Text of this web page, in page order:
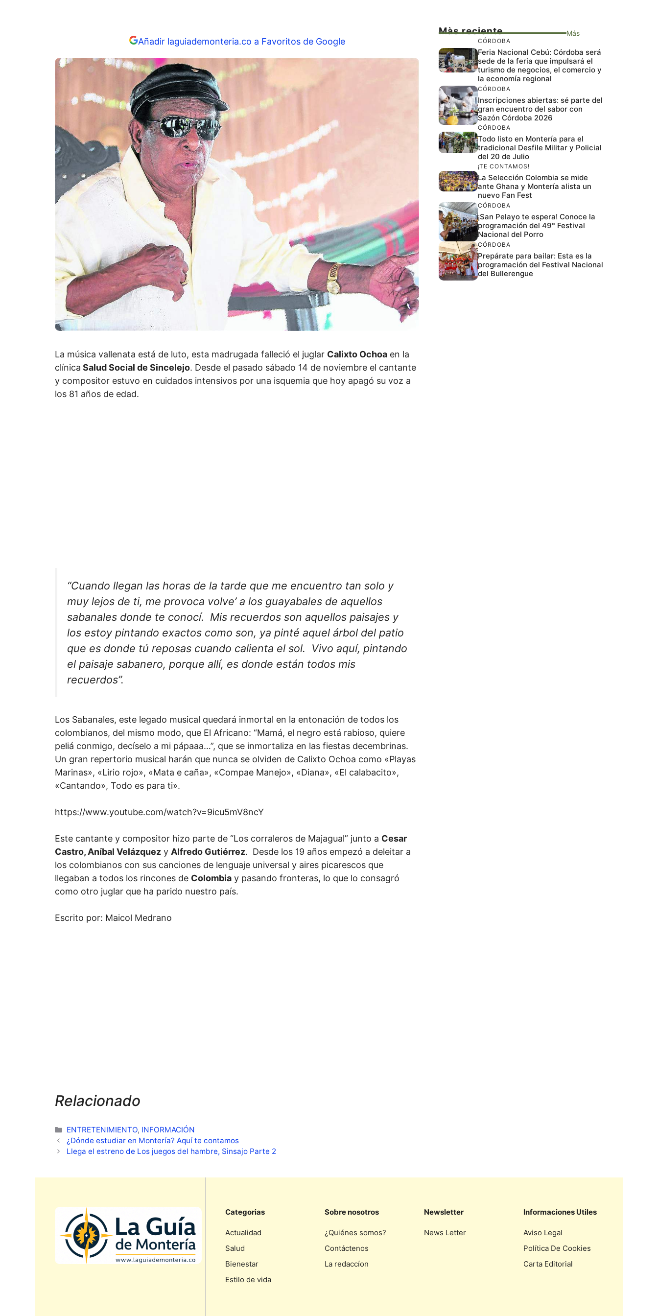
Añadir laguiademonteria.co a Favoritos de Google
La música vallenata está de luto, esta madrugada falleció el juglar Calixto Ochoa en la
clínica Salud Social de Sincelejo. Desde el pasado sábado 14 de noviembre el cantante
y compositor estuvo en cuidados intensivos por una isquemia que hoy apagó su voz a
los 81 años de edad.
“Cuando llegan las horas de la tarde que me encuentro tan solo y
muy lejos de ti, me provoca volve’ a los guayabales de aquellos
sabanales donde te conocí. Mis recuerdos son aquellos paisajes y
los estoy pintando exactos como son, ya pinté aquel árbol del patio
que es donde tú reposas cuando calienta el sol. Vivo aquí, pintando
el paisaje sabanero, porque allí, es donde están todos mis
recuerdos”.
Los Sabanales, este legado musical quedará inmortal en la entonación de todos los
colombianos, del mismo modo, que El Africano: “Mamá, el negro está rabioso, quiere
peliá conmigo, decíselo a mi pápaaa…”, que se inmortaliza en las fiestas decembrinas.
Un gran repertorio musical harán que nunca se olviden de Calixto Ochoa como «Playas
Marinas», «Lirio rojo», «Mata e caña», «Compae Manejo», «Diana», «El calabacito»,
«Cantando», Todo es para ti».
https://www.youtube.com/watch?v=9icu5mV8ncY
Este cantante y compositor hizo parte de “Los corraleros de Majagual” junto a Cesar
Castro, Aníbal Velázquez y Alfredo Gutiérrez. Desde los 19 años empezó a deleitar a
los colombianos con sus canciones de lenguaje universal y aires picarescos que
llegaban a todos los rincones de Colombia y pasando fronteras, lo que lo consagró
como otro juglar que ha parido nuestro país.
Escrito por: Maicol Medrano
Relacionado
Categorías
ENTRETENIMIENTO, INFORMACIÓN
¿Dónde estudiar en Montería? Aquí te contamos
Llega el estreno de Los juegos del hambre, Sinsajo Parte 2
Màs reciente Más
CÓRDOBA
Feria Nacional Cebú: Córdoba será
sede de la feria que impulsará el
turismo de negocios, el comercio y
la economía regional
CÓRDOBA
Inscripciones abiertas: sé parte del
gran encuentro del sabor con
Sazón Córdoba 2026
CÓRDOBA
Todo listo en Montería para el
tradicional Desfile Militar y Policial
del 20 de Julio
¡TE CONTAMOS!
La Selección Colombia se mide
ante Ghana y Montería alista un
nuevo Fan Fest
CÓRDOBA
¡San Pelayo te espera! Conoce la
programación del 49° Festival
Nacional del Porro
CÓRDOBA
Prepárate para bailar: Esta es la
programación del Festival Nacional
del Bullerengue
Categorias
Actualidad
Salud
Bienestar
Estilo de vida
Sobre nosotros
¿Quiénes somos?
Contáctenos
La redaccíon
Newsletter
News Letter
Informaciones Utiles
Aviso Legal
Política De Cookies
Carta Editorial